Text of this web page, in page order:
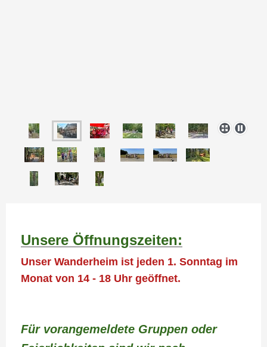
Unsere Öffnungszeiten:
Unser Wanderheim ist jeden 1. Sonntag im
Monat von 14 - 18 Uhr geöffnet.
Für vorangemeldete Gruppen oder